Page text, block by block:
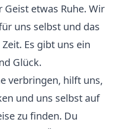
etwas Ruhe. Wir
uns selbst und das
Es gibt uns ein
Glück.
verbringen, hilft uns,
und uns selbst auf
zu finden. Du